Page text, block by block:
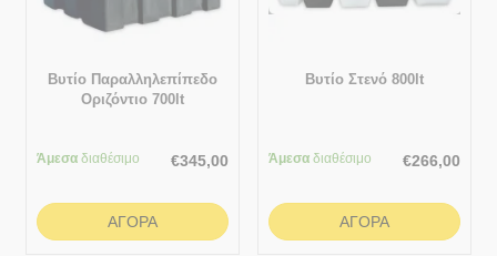
Βυτίο Παραλληλεπίπεδο
Οριζόντιο 700lt
Άμεσα διαθέσιμο €345,00
ΑΓΟΡΆ
Βυτίο Στενό 800lt
Άμεσα διαθέσιμο €266,00
ΑΓΟΡΆ